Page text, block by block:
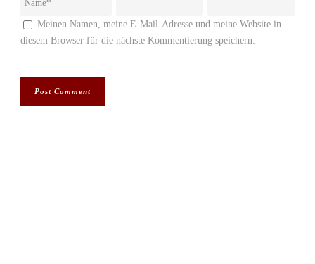
Meinen Namen, meine E-Mail-Adresse und meine Website in
diesem Browser für die nächste Kommentierung speichern.